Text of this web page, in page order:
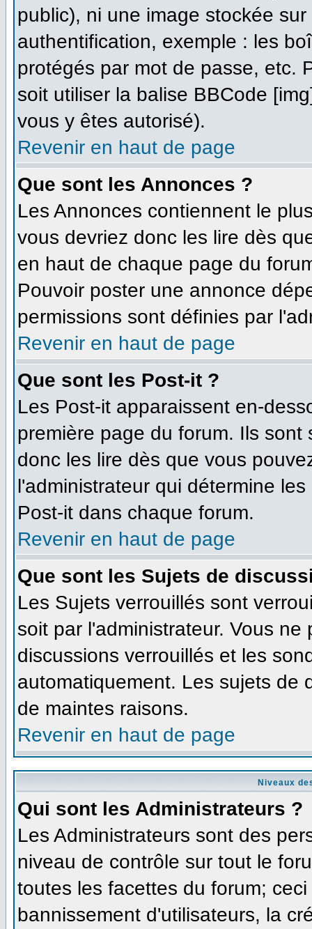
public), ni une image stockée
authentification, exemple : les
protégés par mot de passe, etc.
soit utiliser la balise BBCode
vous y êtes autorisé).
Revenir en haut de page
Que sont les Annonces ?
Les Annonces contiennent le
vous devriez donc les lire dès
en haut de chaque page du
Pouvoir poster une annonce
permissions sont définies par
Revenir en haut de page
Que sont les Post-it ?
Les Post-it apparaissent en-
première page du forum. Ils
donc les lire dès que vous
l'administrateur qui détermine
Post-it dans chaque forum.
Revenir en haut de page
Que sont les Sujets de
Les Sujets verrouillés sont
soit par l'administrateur. Vous
discussions verrouillés et les
automatiquement. Les sujets de
de maintes raisons.
Revenir en haut de page
Niveaux
Qui sont les Administrateurs ?
Les Administrateurs sont des
niveau de contrôle sur tout le
toutes les facettes du forum;
bannissement d'utilisateurs, la